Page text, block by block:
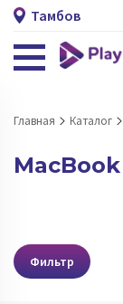
Тамбов
Главная Каталог
Фильтр